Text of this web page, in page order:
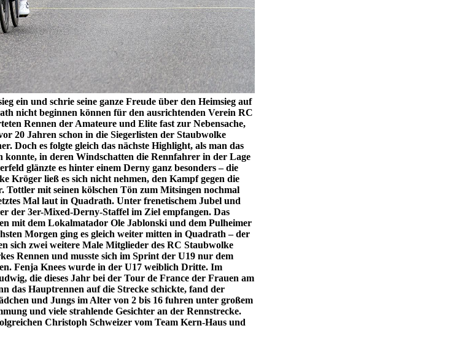
ein und schrie seine ganze Freude über den Heimsieg auf
nicht beginnen können für den ausrichtenden Verein RC
Rennen der Amateure und Elite fast zur Nebensache,
20 Jahren schon in die Siegerlisten der Staubwolke
Doch es folgte gleich das nächste Highlight, als man das
in deren Windschatten die Rennfahrer in der Lage
glänzte es hinter einem Derny ganz besonders – die
Kröger ließ es sich nicht nehmen, den Kampf gegen die
Tottler mit seinen kölschen Tön zum Mitsingen nochmal
Mal laut in Quadrath. Unter frenetischem Jubel und
der 3er-Mixed-Derny-Staffel im Ziel empfangen. Das
mit dem Lokalmatador Ole Jablonski und dem Pulheimer
Morgen ging es gleich weiter mitten in Quadrath – der
sich zwei weitere Male Mitglieder des RC Staubwolke
Rennen und musste sich im Sprint der U19 nur dem
Fenja Knees wurde in der U17 weiblich Dritte. Im
die dieses Jahr bei der Tour de France der Frauen am
das Hauptrennen auf die Strecke schickte, fand der
und Jungs im Alter von 2 bis 16 fuhren unter großem
und viele strahlende Gesichter an der Rennstrecke.
Christoph Schweizer vom Team Kern-Haus und